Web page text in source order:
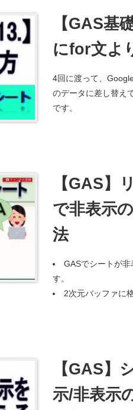
【GAS基
にfor文よ
4回に渡って、
のデータに差し替えて
です。
【GAS】
で非表示
法
GASでシートが
す。
2次元バッファに
【GAS】
示/非表示